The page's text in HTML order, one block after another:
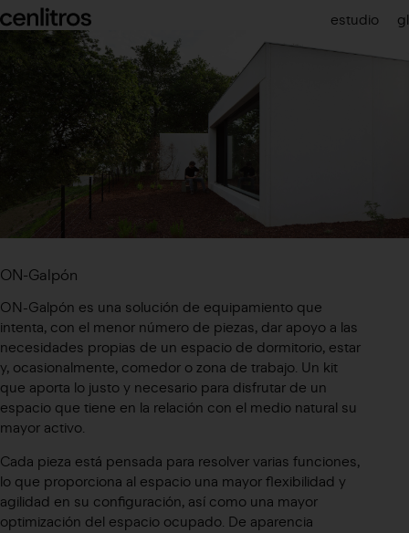
cenlitros estudio gl
ON-Galpón
ON-Galpón es una solución de equipamiento que
intenta, con el menor número de piezas, dar apoyo a las
necesidades propias de un espacio de dormitorio, estar
y, ocasionalmente, comedor o zona de trabajo. Un kit
que aporta lo justo y necesario para disfrutar de un
espacio que tiene en la relación con el medio natural su
mayor activo.
Cada pieza está pensada para resolver varias funciones,
lo que proporciona al espacio una mayor flexibilidad y
agilidad en su configuración, así como una mayor
optimización del espacio ocupado. De aparencia